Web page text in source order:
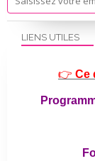
LIENS UTILES
👉 Ce